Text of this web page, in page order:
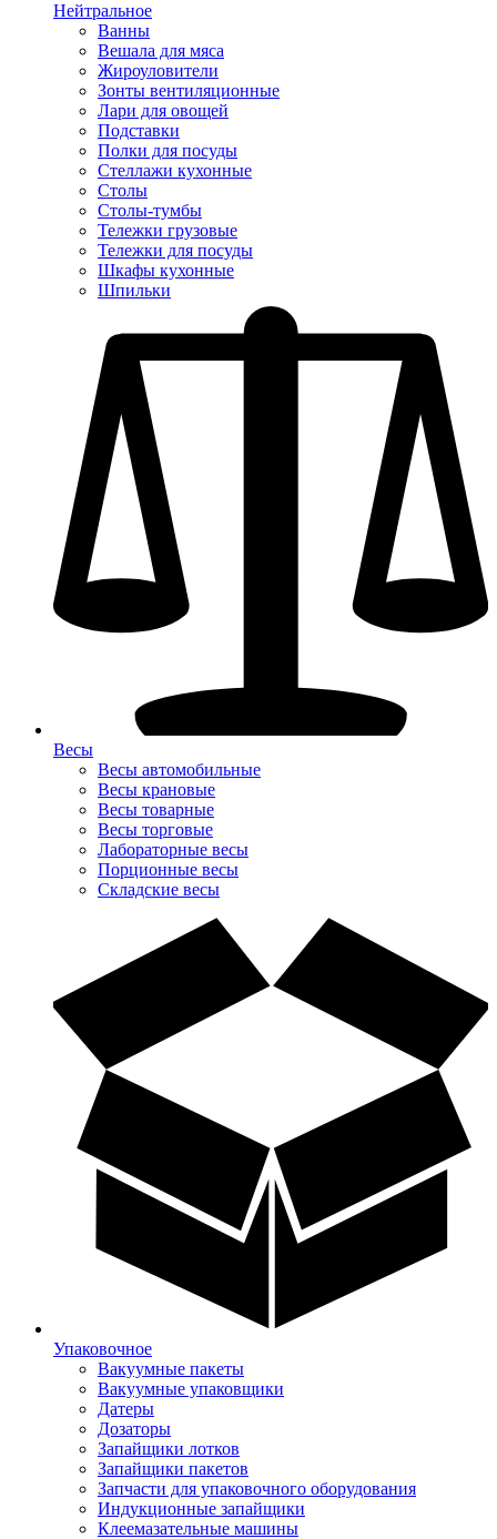
Нейтральное
Ванны
Вешала для мяса
Жироуловители
Зонты вентиляционные
Лари для овощей
Подставки
Полки для посуды
Стеллажи кухонные
Столы
Столы-тумбы
Тележки грузовые
Тележки для посуды
Шкафы кухонные
Шпильки
Весы
Весы автомобильные
Весы крановые
Весы товарные
Весы торговые
Лабораторные весы
Порционные весы
Складские весы
Упаковочное
Вакуумные пакеты
Вакуумные упаковщики
Датеры
Дозаторы
Запайщики лотков
Запайщики пакетов
Запчасти для упаковочного оборудования
Индукционные запайщики
Клеемазательные машины